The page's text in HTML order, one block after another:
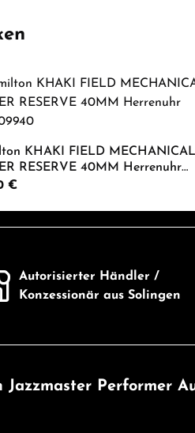
Wert ein oder
KHAKI FIELD MECHANICAL
RESERVE 40MM Herrenuhr
Preis:
€
Autorisierter Händler /
Konzessionär aus Solingen
Jazzmaster Performer